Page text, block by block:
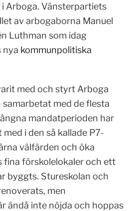
Arboga. Vänsterpartiets
av arbogaborna Manuel
Luthman som idag
nya kommunpolitiska
med och styrt Arboga
samarbetat med de flesta
mandatperioden har
i den så kallade P7-
välfärden och öka
fina förskolelokaler och ett
byggts. Stureskolan och
men
ändå inte nöjda och hoppas